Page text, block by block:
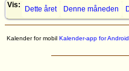
Vis:
Dette året Denne måneden
Kalender for mobil Kalender-app for Android